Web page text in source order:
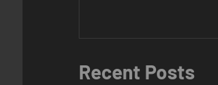
Recent Posts